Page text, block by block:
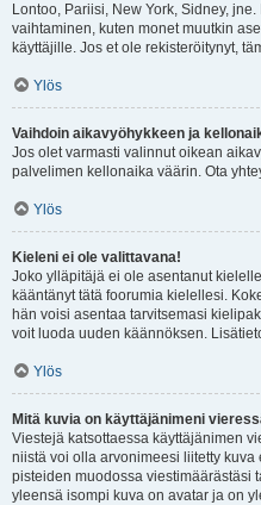
Lontoo, Pariisi, New York, Sidney,
vaihtaminen, kuten monet muutkin
käyttäjille. Jos et ole rekisteröitynyt,
Ylös
Vaihdoin aikavyöhykkeen ja
Jos olet varmasti valinnut oikean
palvelimen kellonaika väärin. Ota
Ylös
Kieleni ei ole valittavana!
Joko ylläpitäjä ei ole asentanut
kääntänyt tätä foorumia kielellesi.
hän voisi asentaa tarvitsemasi
voit luoda uuden käännöksen.
Ylös
Mitä kuvia on käyttäjänimeni
Viestejä katsottaessa käyttäjänimen
niistä voi olla arvonimeesi liitetty
pisteiden muodossa viestimäärästäsi
yleensä isompi kuva on avatar ja on